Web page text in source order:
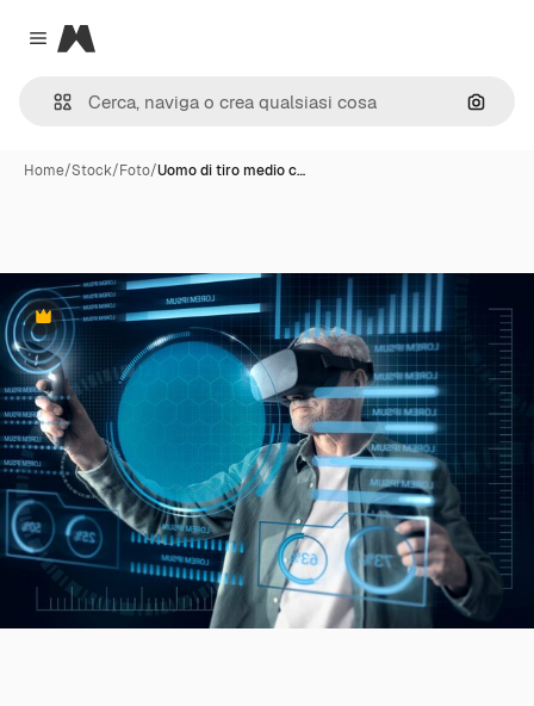
Close menu
Magnific
Cerca
Home/Stock/Foto/Uomo di tiro medio c…
Premium